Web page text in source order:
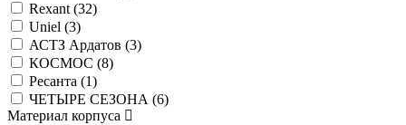
Rexant (32)
Uniel (3)
АСТЗ Ардатов (3)
КОСМОС (8)
Ресанта (1)
ЧЕТЫРЕ СЕЗОНА (6)
Материал корпуса